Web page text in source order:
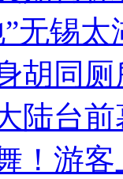
无锡
胡同
陆台
！游客